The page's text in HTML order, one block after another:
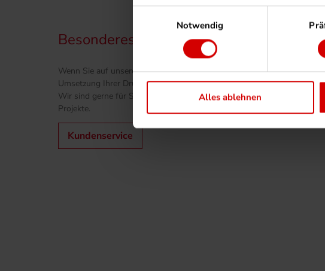
Notwendig
Alles ablehnen
Besonderes Produkt? Kontaktieren Sie
Wenn Sie auf unserer Website nichts gefunden haben oder
Umsetzung Ihrer Druckprojekte benötigen, zögern Sie bitte nicht, uns
Wir sind gerne für Sie da und unterstützen Sie bei der individuellen
Projekte.
Kundenservice